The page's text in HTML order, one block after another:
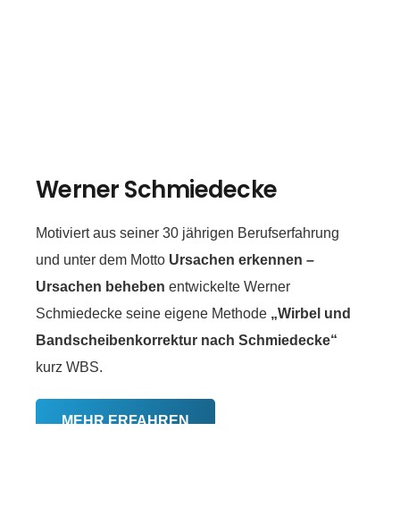
Werner Schmiedecke
Motiviert aus seiner 30 jährigen Berufserfahrung
und unter dem Motto Ursachen erkennen –
Ursachen beheben entwickelte Werner
Schmiedecke seine eigene Methode „Wirbel und
Bandscheibenkorrektur nach Schmiedecke“
kurz WBS.
MEHR ERFAHREN